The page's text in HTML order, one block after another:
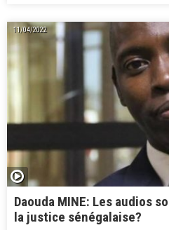
11/04/2022
Daouda MINE: Les audios
la justice sénégalaise?